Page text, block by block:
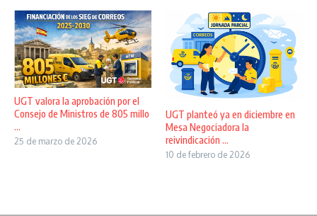
UGT valora la aprobación por el
Consejo de Ministros de 805 millo
...
25 de marzo de 2026
UGT planteó ya en diciembre en
Mesa Negociadora la
reivindicación ...
10 de febrero de 2026